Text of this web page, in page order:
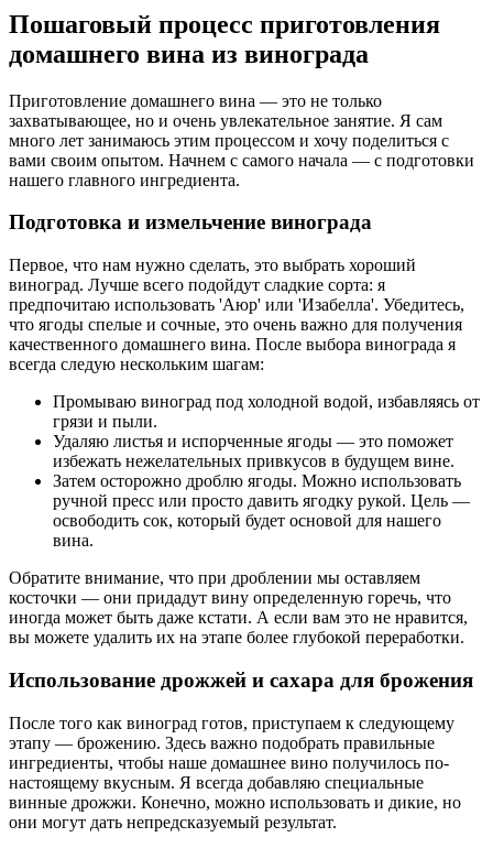
Пошаговый процесс приготовления
домашнего вина из винограда
Приготовление домашнего вина — это не только
захватывающее, но и очень увлекательное занятие. Я сам
много лет занимаюсь этим процессом и хочу поделиться с
вами своим опытом. Начнем с самого начала — с подготовки
нашего главного ингредиента.
Подготовка и измельчение винограда
Первое, что нам нужно сделать, это выбрать хороший
виноград. Лучше всего подойдут сладкие сорта: я
предпочитаю использовать 'Аюр' или 'Изабелла'. Убедитесь,
что ягоды спелые и сочные, это очень важно для получения
качественного домашнего вина. После выбора винограда я
всегда следую нескольким шагам:
Промываю виноград под холодной водой, избавляясь от
грязи и пыли.
Удаляю листья и испорченные ягоды — это поможет
избежать нежелательных привкусов в будущем вине.
Затем осторожно дроблю ягоды. Можно использовать
ручной пресс или просто давить ягодку рукой. Цель —
освободить сок, который будет основой для нашего
вина.
Обратите внимание, что при дроблении мы оставляем
косточки — они придадут вину определенную горечь, что
иногда может быть даже кстати. А если вам это не нравится,
вы можете удалить их на этапе более глубокой переработки.
Использование дрожжей и сахара для брожения
После того как виноград готов, приступаем к следующему
этапу — брожению. Здесь важно подобрать правильные
ингредиенты, чтобы наше домашнее вино получилось по-
настоящему вкусным. Я всегда добавляю специальные
винные дрожжи. Конечно, можно использовать и дикие, но
они могут дать непредсказуемый результат.